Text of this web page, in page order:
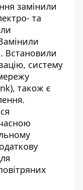
замінили
та
Встановили
систему
також є